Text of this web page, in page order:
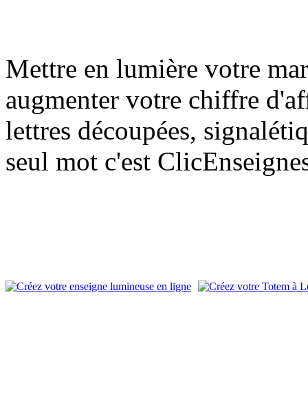
Mettre en lumière votre
augmenter votre chiffre
lettres découpées,
seul mot c'est